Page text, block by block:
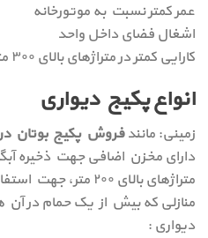
عمر کمتر نسبت به موتورخانه
اشغال فضای داخل واحد
کارایی کمتر در متراژهای بالای ۳۰۰ متر
انواع پکیج دیواری
زمینی: مانندفروش پکیج بوتان
دارای مخزن اضافی جهت ذخیره
متراژهای بالای ۲۰۰
منازلی که بیش از یک حمام در آن
دیواری :